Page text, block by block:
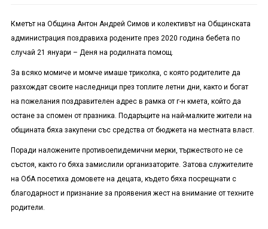
Кметът на Община Антон Андрей Симов и колективът на Общинската
администрация поздравиха родените през 2020 година бебета по
случай 21 януари – Деня на родилната помощ.
За всяко момиче и момче имаше триколка, с която родителите да
разхождат своите наследници през топлите летни дни, както и богат
на пожелания поздравителен адрес в рамка от г-н кмета, който да
остане за спомен от празника. Подаръците на най-малките жители на
общината бяха закупени със средства от бюджета на местната власт.
Поради наложените противоепидемични мерки, тържеството не се
състоя, както го бяха замислили организаторите. Затова служителите
на ОбА посетиха домовете на децата, където бяха посрещнати с
благодарност и признание за проявения жест на внимание от техните
родители.